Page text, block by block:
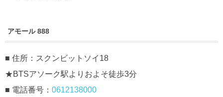
アモール 888
■ 住所：スクンビットソイ18
★BTSアソーク駅よりおよそ徒歩3分
■ 電話番号： 0612138000